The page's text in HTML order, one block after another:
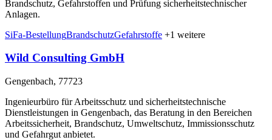
Brandschutz, Gefahrstoffen und Prüfung sicherheitstechnischer
Anlagen.
SiFa-BestellungBrandschutzGefahrstoffe +1 weitere
Wild Consulting GmbH
Gengenbach, 77723
Ingenieurbüro für Arbeitsschutz und sicherheitstechnische
Dienstleistungen in Gengenbach, das Beratung in den Bereichen
Arbeitssicherheit, Brandschutz, Umweltschutz, Immissionsschutz
und Gefahrgut anbietet.